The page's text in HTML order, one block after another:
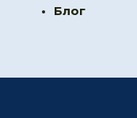
Блог